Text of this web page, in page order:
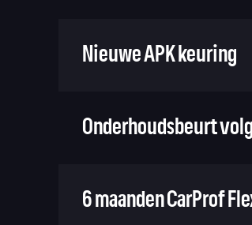
Nieuwe APK keuring
Onderhoudsbeurt
6 maanden CarProf